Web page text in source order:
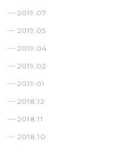
2019.07
2019.05
2019.04
2019.02
2019.01
2018.12
2018.11
2018.10